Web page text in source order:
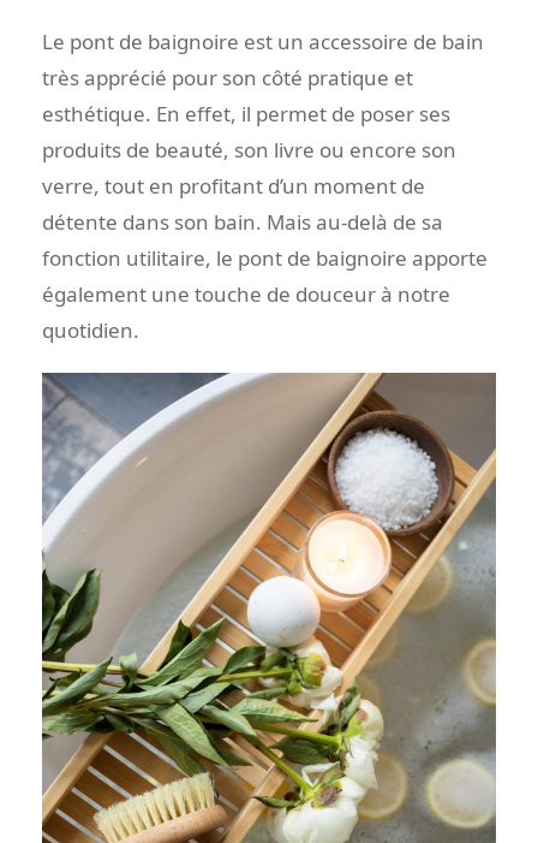
Le pont de baignoire est un accessoire de bain
très apprécié pour son côté pratique et
esthétique. En effet, il permet de poser ses
produits de beauté, son livre ou encore son
verre, tout en profitant d’un moment de
détente dans son bain. Mais au-delà de sa
fonction utilitaire, le pont de baignoire apporte
également une touche de douceur à notre
quotidien.